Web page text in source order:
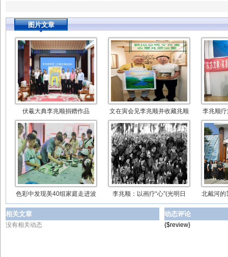
图片文章
伏羲大典李兆顺捐赠作品 文在寅会见李兆顺并收藏兆顺 李兆顺
色彩中发现美40组家庭走进波 李兆顺：以画疗“心”(光明日 北戴河的
相关文章
没有相关动态
动态评论
{$review}